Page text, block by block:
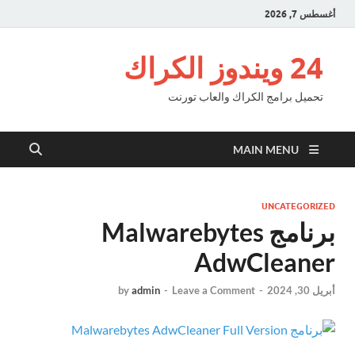
أغسطس 7, 2026
24 ويندوز الكراك
تحميل برامج الكراك والعاب تورنت
MAIN MENU
UNCATEGORIZED
برنامج Malwarebytes
AdwCleaner
أبريل 30, 2024 -
byadmin - Leave a Comment